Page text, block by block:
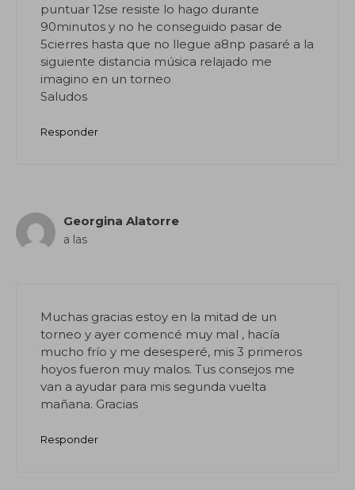
puntuar 12se resiste lo hago durante
90minutos y no he conseguido pasar de
5cierres hasta que no llegue a8np pasaré a la
siguiente distancia música relajado me
imagino en un torneo
Saludos
Responder
Georgina Alatorre
a las
Muchas gracias estoy en la mitad de un
torneo y ayer comencé muy mal , hacía
mucho frío y me desesperé, mis 3 primeros
hoyos fueron muy malos. Tus consejos me
van a ayudar para mis segunda vuelta
mañana. Gracias
Responder